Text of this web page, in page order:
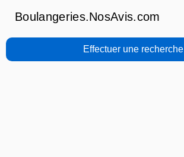
Boulangeries.NosAvis.com
Effectuer une recherche